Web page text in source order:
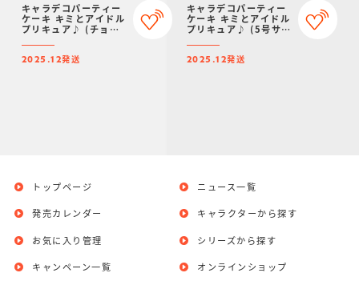
キャラデコパーティー
ケーキ キミとアイドル
プリキュア♪ (チョコ
【2025年12月発送・
クリスマス予約】
2025.12発送
キャラデコパーティー
ケーキ キミとアイドル
プリキュア♪ (5号サイ
送・クリスマス予約】
2025.12発送
トップページ
発売カレンダー
お気に入り管理
ニュース一覧
キャラクターから探す
シリーズから探す
キャンペーン一覧 オンラインショップ